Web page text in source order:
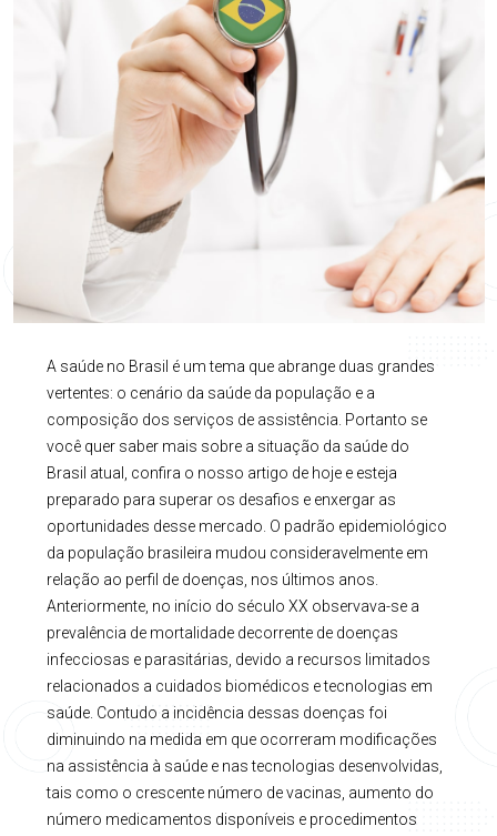
A saúde no Brasil é um tema que abrange duas grandes
vertentes: o cenário da saúde da população e a
composição dos serviços de assistência. Portanto se
você quer saber mais sobre a situação da saúde do
Brasil atual, confira o nosso artigo de hoje e esteja
preparado para superar os desafios e enxergar as
oportunidades desse mercado. O padrão epidemiológico
da população brasileira mudou consideravelmente em
relação ao perfil de doenças, nos últimos anos.
Anteriormente, no início do século XX observava-se a
prevalência de mortalidade decorrente de doenças
infecciosas e parasitárias, devido a recursos limitados
relacionados a cuidados biomédicos e tecnologias em
saúde. Contudo a incidência dessas doenças foi
diminuindo na medida em que ocorreram modificações
na assistência à saúde e nas tecnologias desenvolvidas,
tais como o crescente número de vacinas, aumento do
número medicamentos disponíveis e procedimentos